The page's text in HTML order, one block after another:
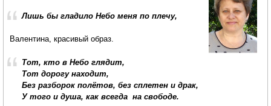
Лишь бы гладило Небо меня по плечу,
Валентина, красивый образ.
Тот, кто в Небо глядит,
Тот дорогу находит,
Без разборок полётов, без сплетен и драк,
У того и душа, как всегда на свободе.